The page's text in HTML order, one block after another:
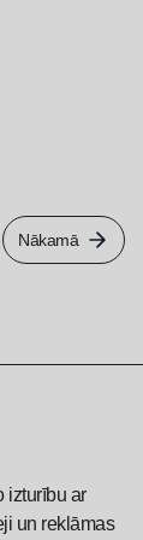
Nākamā
izturību ar
un reklāmas